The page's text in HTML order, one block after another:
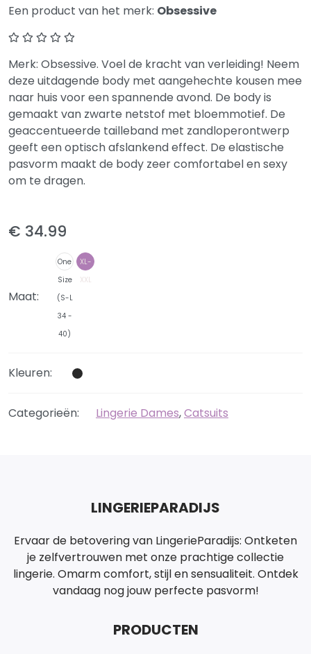
Een product van het merk: Obsessive
Merk: Obsessive. Voel de kracht van verleiding! Neem
deze uitdagende body met aangehechte kousen mee
naar huis voor een spannende avond. De body is
gemaakt van zwarte netstof met bloemmotief. De
geaccentueerde tailleband met zandloperontwerp
geeft een optisch afslankend effect. De elastische
pasvorm maakt de body zeer comfortabel en sexy
om te dragen.
€ 34.99
Maat:
One
Size
(S-L
34 -
40)
XL-
XXL
Kleuren:
Categorieën: Lingerie Dames,Catsuits
LINGERIEPARADIJS
Ervaar de betovering van LingerieParadijs: Ontketen
je zelfvertrouwen met onze prachtige collectie
lingerie. Omarm comfort, stijl en sensualiteit. Ontdek
vandaag nog jouw perfecte pasvorm!
PRODUCTEN